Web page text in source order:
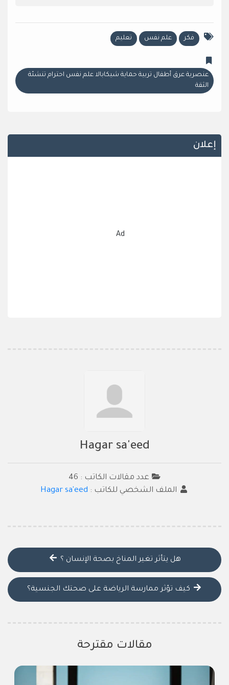
فكر علم نفس تعليم
عنصرية عرق أطفال تربية حماية شيكابالا علم نفس احترام تنشئة
الثقة
إعلان
Ad
Hagar sa'eed
عدد مقالات الكاتب : 46
الملف الشخصي للكاتب : Hagar sa'eed
هل يتأثر تغير المناخ بصحة الإنسان ؟
كيف تؤثر ممارسة الرياضة على صحتك الجنسية؟
مقالات مقترحة